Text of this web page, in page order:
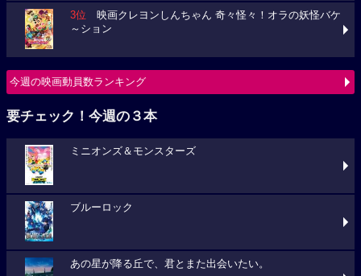
3位 映画クレヨンしんちゃん 奇々怪々！オラの妖怪バケ
～ション
今週の映画動員数ランキング
要チェック！今週の３本
ミニオンズ＆モンスターズ
ブルーロック
あの星が降る丘で、君とまた出会いたい。